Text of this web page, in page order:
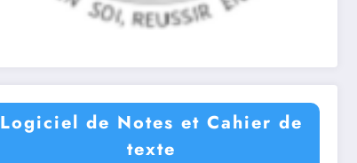
Logiciel de Notes et Cahier de
texte